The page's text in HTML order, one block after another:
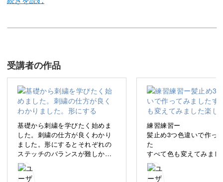
どう始めていいか悩んでいるそんな方に、はじめの一歩と
なる刺繍基礎講座をご用意しました。
刺繍とは何か、その種類から道具や材料、基本のステッチ
までこの講座でまるっと学べます。
受講者の作品
基礎から刺繍を学びたく始めま
した。刺繍の仕方が良くわかり
ました。形にするとそれぞれの
ステッチのバランスが難しかっ
たです。
練習練習ー
髪止め3つ色違いで作っ
た
すべて色も変えてみまし
楽しかった♡